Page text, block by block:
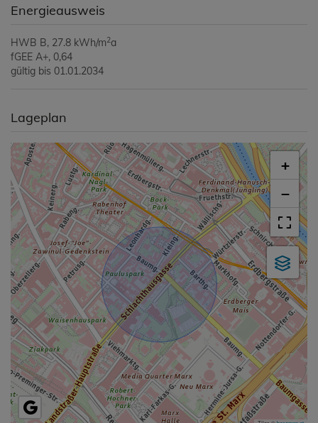
Energieausweis
HWB B, 27.8 kWh/m2a
fGEE A+, 0,64
gültig bis 01.01.2034
Lageplan
+
−